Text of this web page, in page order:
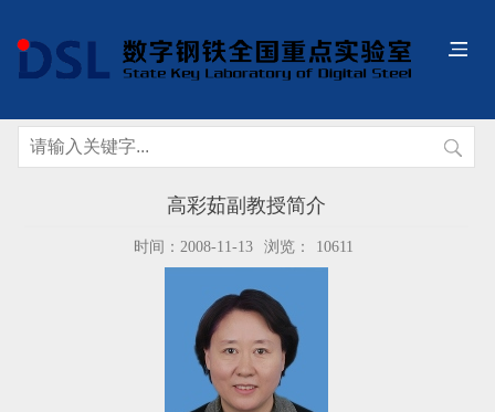
高彩茹副教授简介
时间：2008-11-13 浏览： 10611